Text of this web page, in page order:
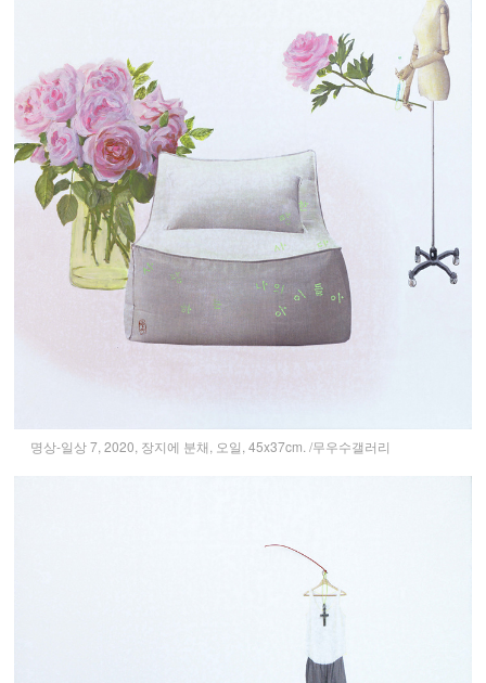
명상-일상 7, 2020, 장지에 분채, 오일, 45x37cm. /무우수갤러리